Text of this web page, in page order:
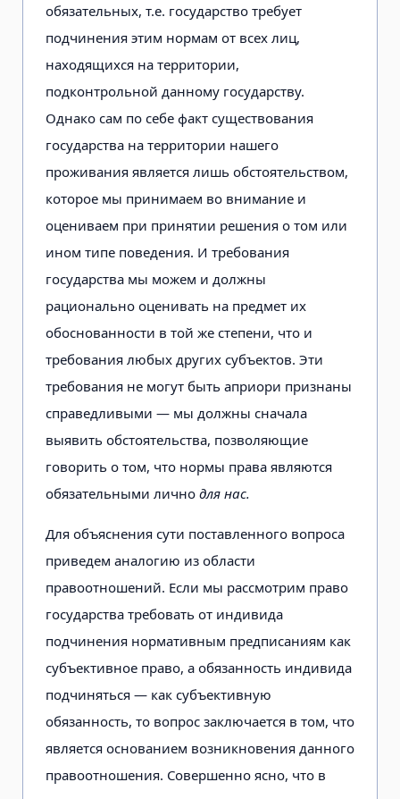
обязательных, т.е. государство требует
подчинения этим нормам от всех лиц,
находящихся на территории,
подконтрольной данному государству.
Однако сам по себе факт существования
государства на территории нашего
проживания является лишь обстоятельством,
которое мы принимаем во внимание и
оцениваем при принятии решения о том или
ином типе поведения. И требования
государства мы можем и должны
рационально оценивать на предмет их
обоснованности в той же степени, что и
требования любых других субъектов. Эти
требования не могут быть априори признаны
справедливыми — мы должны сначала
выявить обстоятельства, позволяющие
говорить о том, что нормы права являются
обязательными лично для нас.
Для объяснения сути поставленного вопроса
приведем аналогию из области
правоотношений. Если мы рассмотрим право
государства требовать от индивида
подчинения нормативным предписаниям как
субъективное право, а обязанность индивида
подчиняться — как субъективную
обязанность, то вопрос заключается в том, что
является основанием возникновения данного
правоотношения. Совершенно ясно, что в